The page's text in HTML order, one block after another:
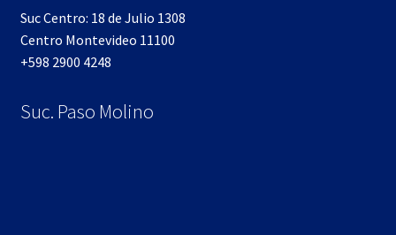
Suc Centro: 18 de Julio 1308
Centro Montevideo 11100
+598 2900 4248
Suc. Paso Molino